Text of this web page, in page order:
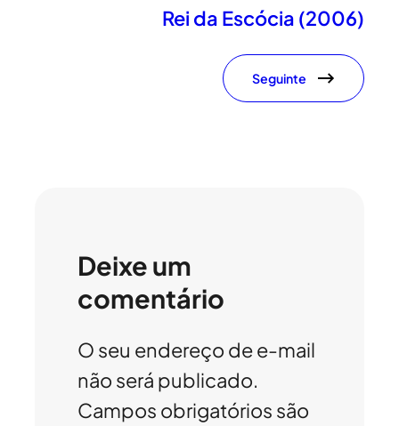
Rei da Escócia (2006)
Seguinte
Deixe um
comentário
O seu endereço de e-mail
não será publicado.
Campos obrigatórios são